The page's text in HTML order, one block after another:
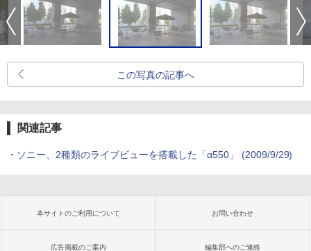
この写真の記事へ
関連記事
・ ソニー、2種類のライブビューを搭載した「α550」 (2009/9/29)
本サイトのご利用について お問い合わせ
広告掲載のご案内 編集部へのご連絡